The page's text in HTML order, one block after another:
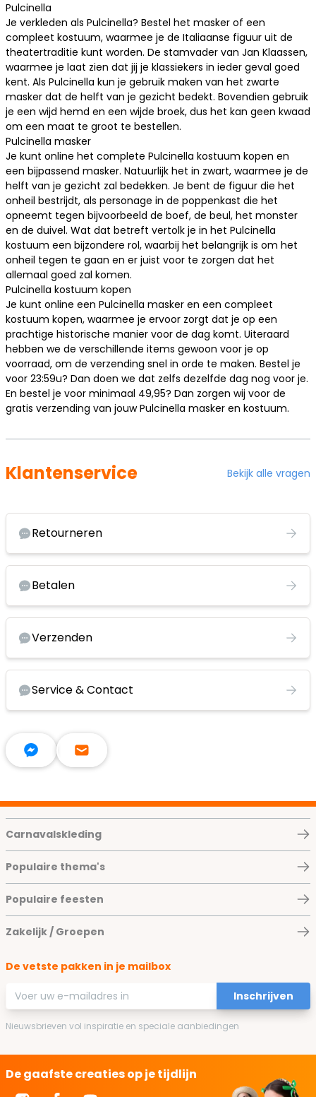
Pulcinella
Je verkleden als Pulcinella? Bestel het masker of een
compleet kostuum, waarmee je de Italiaanse figuur uit de
theatertraditie kunt worden. De stamvader van Jan Klaassen,
waarmee je laat zien dat jij je klassiekers in ieder geval goed
kent. Als Pulcinella kun je gebruik maken van het zwarte
masker dat de helft van je gezicht bedekt. Bovendien gebruik
je een wijd hemd en een wijde broek, dus het kan geen kwaad
om een maat te groot te bestellen.
Pulcinella masker
Je kunt online het complete Pulcinella kostuum kopen en
een bijpassend masker. Natuurlijk het in zwart, waarmee je de
helft van je gezicht zal bedekken. Je bent de figuur die het
onheil bestrijdt, als personage in de poppenkast die het
opneemt tegen bijvoorbeeld de boef, de beul, het monster
en de duivel. Wat dat betreft vertolk je in het Pulcinella
kostuum een bijzondere rol, waarbij het belangrijk is om het
onheil tegen te gaan en er juist voor te zorgen dat het
allemaal goed zal komen.
Pulcinella kostuum kopen
Je kunt online een Pulcinella masker en een compleet
kostuum kopen, waarmee je ervoor zorgt dat je op een
prachtige historische manier voor de dag komt. Uiteraard
hebben we de verschillende items gewoon voor je op
voorraad, om de verzending snel in orde te maken. Bestel je
voor 23:59u? Dan doen we dat zelfs dezelfde dag nog voor je.
En bestel je voor minimaal 49,95? Dan zorgen wij voor de
gratis verzending van jouw Pulcinella masker en kostuum.
Klantenservice Bekijk alle vragen
Retourneren
Betalen
Verzenden
Service & Contact
Carnavalskleding
Populaire thema's
Populaire feesten
Zakelijk / Groepen
De vetste pakken in je mailbox
E-mailadres
Inschrijven
Nieuwsbrieven vol inspiratie en speciale aanbiedingen
De gaafste creaties op je tijdlijn